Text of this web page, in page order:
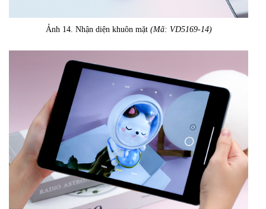
Ảnh 14. Nhận diện khuôn mặt (Mã: VD5169-14)